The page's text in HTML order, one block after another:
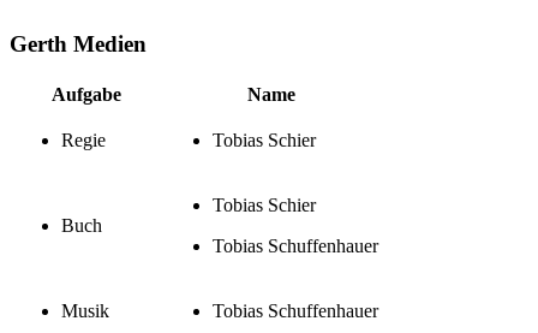
Gerth Medien
Aufgabe Name
Regie Tobias Schier
Buch
Tobias Schier
Tobias Schuffenhauer
Musik Tobias Schuffenhauer